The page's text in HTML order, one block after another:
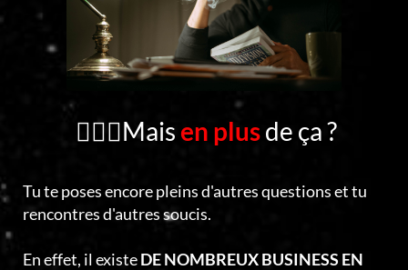
🤦🏻‍♂️Maisen plusde ça ?
Tu te poses encore pleins d'autres questions et tu
rencontres d'autres soucis.
En effet, il existeDE NOMBREUX BUSINESS EN